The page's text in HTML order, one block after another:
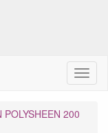
M
e
200